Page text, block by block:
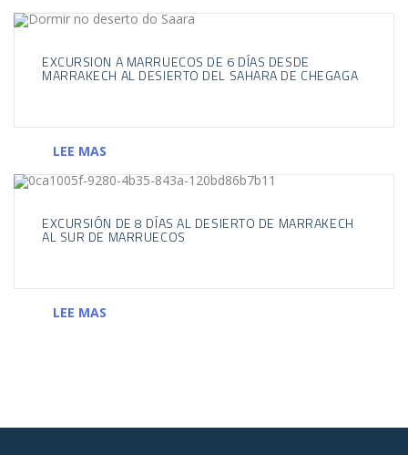
EXCURSION A MARRUECOS DE 6 DÍAS DESDE
MARRAKECH AL DESIERTO DEL SAHARA DE CHEGAGA
LEE MAS
EXCURSIÓN DE 8 DÍAS AL DESIERTO DE MARRAKECH
AL SUR DE MARRUECOS
LEE MAS